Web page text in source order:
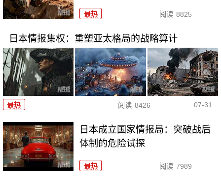
最热 阅读 8825
日本情报集权：重塑亚太格局的战略算计
最热 阅读 8426 07-31
日本成立国家情报局：突破战后
体制的危险试探
最热 阅读 7989